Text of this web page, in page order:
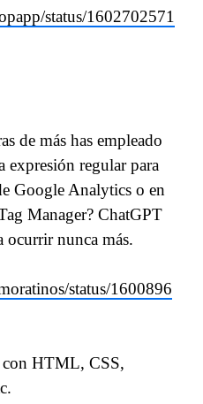
status/1602702571
de más has empleado
expresión regular para
Google Analytics o en
Manager? ChatGPT
ocurrir nunca más.
status/1600896
con HTML, CSS,